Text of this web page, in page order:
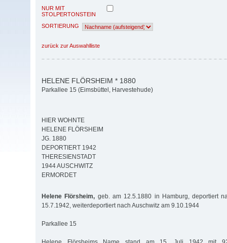
NUR MIT
STOLPERTONSTEIN
SORTIERUNG
zurück zur Auswahlliste
HELENE FLÖRSHEIM * 1880
Parkallee 15 (Eimsbüttel, Harvestehude)
HIER WOHNTE
HELENE FLÖRSHEIM
JG. 1880
DEPORTIERT 1942
THERESIENSTADT
1944 AUSCHWITZ
ERMORDET
Helene Flörsheim, geb. am 12.5.1880 in Hamburg, deportiert
15.7.1942, weiterdeportiert nach Auschwitz am 9.10.1944
Parkallee 15